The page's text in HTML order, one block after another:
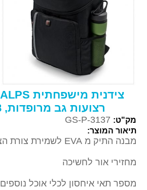
רצועות גב מרופדות, 38 ליטר
מק"ט: GS-P-3137
תיאור המוצר:
מבנה התיק מ EVA לשמירת צורת הצידנית / תיק
מחזירי אור לחשיכה
מספר תאי איחסון לכלי אוכל נוספים